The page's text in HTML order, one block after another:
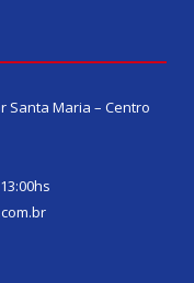
Santa Maria – Centro